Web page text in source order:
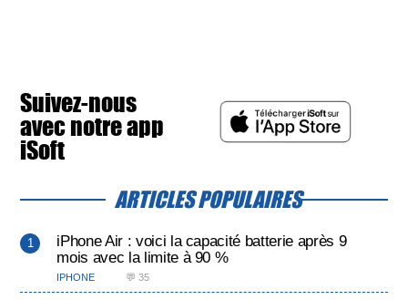
Suivez-nous
avec notre app
iSoft
ARTICLES POPULAIRES
iPhone Air : voici la capacité batterie après 9
mois avec la limite à 90 %
IPHONE 💬 35